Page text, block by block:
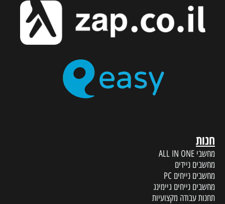
חנות
מחשבי ALL IN ONE
מחשבים ניידים
מחשבים נייחים PC
מחשבים נייחים גיימינג
תחנות עבודה מקצועיות